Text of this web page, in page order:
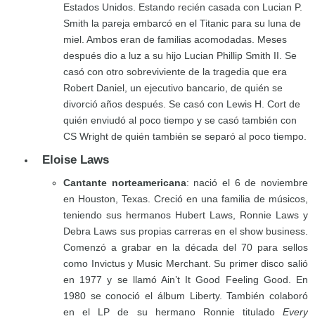
Estados Unidos. Estando recién casada con Lucian P.
Smith la pareja embarcó en el Titanic para su luna de
miel. Ambos eran de familias acomodadas. Meses
después dio a luz a su hijo Lucian Phillip Smith II. Se
casó con otro sobreviviente de la tragedia que era
Robert Daniel, un ejecutivo bancario, de quién se
divorció años después. Se casó con Lewis H. Cort de
quién enviudó al poco tiempo y se casó también con
CS Wright de quién también se separó al poco tiempo.
Eloise Laws
Cantante norteamericana: nació el 6 de noviembre
en Houston, Texas. Creció en una familia de músicos,
teniendo sus hermanos Hubert Laws, Ronnie Laws y
Debra Laws sus propias carreras en el show business.
Comenzó a grabar en la década del 70 para sellos
como Invictus y Music Merchant. Su primer disco salió
en 1977 y se llamó Ain’t It Good Feeling Good. En
1980 se conoció el álbum Liberty. También colaboró
en el LP de su hermano Ronnie titulado Every